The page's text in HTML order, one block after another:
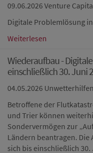
09.06.2026 Venture
Digitale Problemlösung
Weiterlesen
Wiederaufbau -
einschließlich 30. Juni
04.05.2026 Unwetterhilfen
Betroffene der
und Trier können
Sondervermögen zur
Ländern beantragen. Die
sich bis einschließlich